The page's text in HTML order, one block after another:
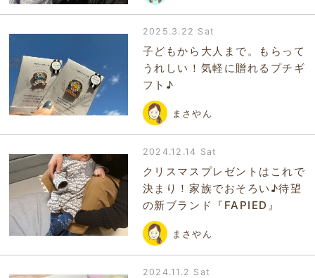
2025.3.22 Sat
子どもから大人まで。もらって
うれしい！気軽に贈れるプチギ
フト♪
まさやん
2024.12.14 Sat
クリスマスプレゼントはこれで
決まり！家族でおそろい♪待望
の新ブランド『FAPIED』
まさやん
2024.11.2 Sat